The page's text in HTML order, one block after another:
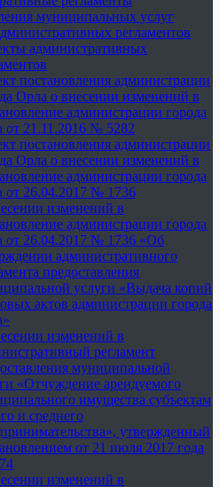
муниципальных услуг
регламентов
административных
постановления администрации
Орла о внесении изменений в
администрации города
от 21.11.2016 № 5282
постановления администрации
Орла о внесении изменений в
администрации города
от 26.04.2017 № 1736
изменений в
администрации города
от 26.04.2017 № 1736 «Об
административного
предоставления
услуги «Выдача копий
актов администрации города
изменений в
регламент
муниципальной
«Отчуждение арендуемого
имущества субъектам
и среднего
утвержденный
от 21 июля 2017 года
изменений в